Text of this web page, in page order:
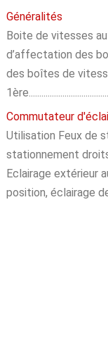
Généralités
Boite de vitesses
d’affectation des
des boîtes de
Commutateur
Utilisation Feux de
stationnement
Eclairage extérieur
position, éclairage